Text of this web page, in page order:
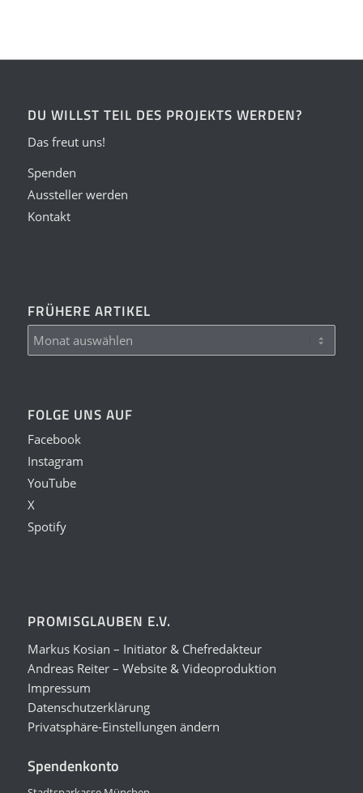
DU WILLST TEIL DES PROJEKTS WERDEN?
Das freut uns!
Spenden
Aussteller werden
Kontakt
FRÜHERE ARTIKEL
FOLGE UNS AUF
Facebook
Instagram
YouTube
X
Spotify
PROMISGLAUBEN E.V.
Markus Kosian – Initiator & Chefredakteur
Andreas Reiter – Website & Videoproduktion
Impressum
Datenschutzerklärung
Privatsphäre-Einstellungen ändern
Spendenkonto